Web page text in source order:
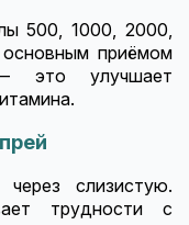
500, 1000, 2000,
приёмом
это улучшает
слизистую.
трудности с